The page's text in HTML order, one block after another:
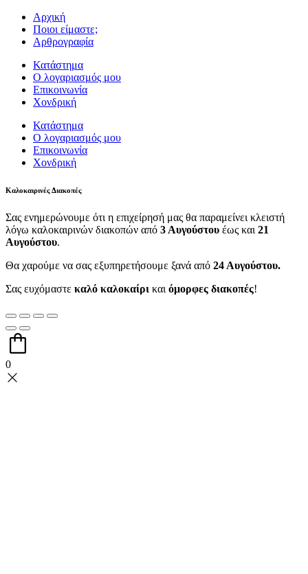
Αρχική
Ποιοι είμαστε;
Αρθρογραφία
Κατάστημα
Ο λογαριασμός μου
Επικοινωνία
Χονδρική
Κατάστημα
Ο λογαριασμός μου
Επικοινωνία
Χονδρική
Καλοκαιρινές Διακοπές
Σας ενημερώνουμε ότι η επιχείρησή μας θα παραμείνει κλειστή
λόγω καλοκαιρινών διακοπών από 3 Αυγούστου έως και 21
Αυγούστου.
Θα χαρούμε να σας εξυπηρετήσουμε ξανά από 24 Αυγούστου.
Σας ευχόμαστε καλό καλοκαίρι και όμορφες διακοπές!
0